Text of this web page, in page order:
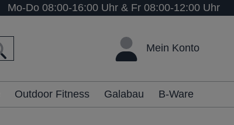
Mo-Do 08:00-16:00 Uhr & Fr 08:00-12:00 Uhr
Mein Konto
Outdoor Fitness Galabau B-Ware